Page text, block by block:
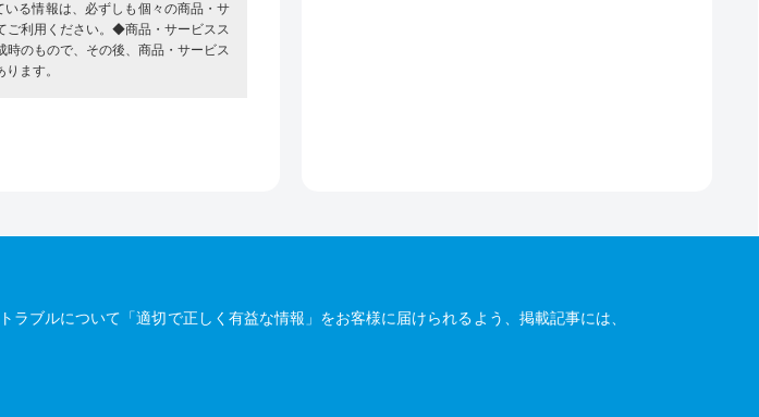
る情報は、必ずしも個々の商品・サ
ご利用ください。◆商品・サービスス
のもので、その後、商品・サービス
ます。
ブルについて「適切で正しく有益な情報」をお客様に届けられるよう、掲載記事には、